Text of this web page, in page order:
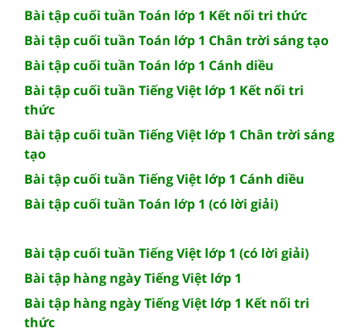
Bài tập cuối tuần Toán lớp 1 Kết nối tri thức
Bài tập cuối tuần Toán lớp 1 Chân trời sáng tạo
Bài tập cuối tuần Toán lớp 1 Cánh diều
Bài tập cuối tuần Tiếng Việt lớp 1 Kết nối tri
thức
Bài tập cuối tuần Tiếng Việt lớp 1 Chân trời sáng
tạo
Bài tập cuối tuần Tiếng Việt lớp 1 Cánh diều
Bài tập cuối tuần Toán lớp 1 (có lời giải)
Bài tập cuối tuần Tiếng Việt lớp 1 (có lời giải)
Bài tập hàng ngày Tiếng Việt lớp 1
Bài tập hàng ngày Tiếng Việt lớp 1 Kết nối tri
thức